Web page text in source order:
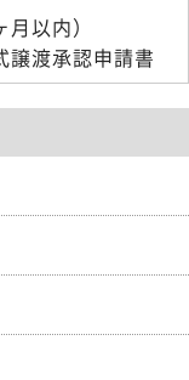
以内）
譲渡承認申請書